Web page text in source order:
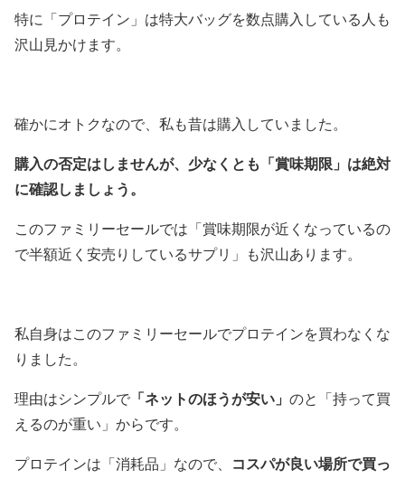
特に「プロテイン」は特大バッグを数点購入している人も
沢山見かけます。
確かにオトクなので、私も昔は購入していました。
購入の否定はしませんが、少なくとも「賞味期限」は絶対
に確認しましょう。
このファミリーセールでは「賞味期限が近くなっているの
で半額近く安売りしているサプリ」も沢山あります。
私自身はこのファミリーセールでプロテインを買わなくな
りました。
理由はシンプルで 「ネットのほうが安い」 のと「持って買
えるのが重い」からです。
プロテインは「消耗品」なので、
コスパが良い場所で買っ